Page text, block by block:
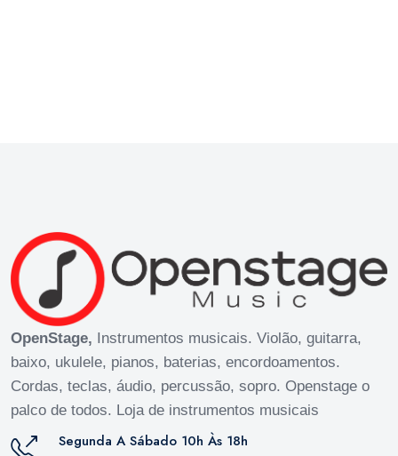
OpenStage, Instrumentos musicais. Violão, guitarra,
baixo, ukulele, pianos, baterias, encordoamentos.
Cordas, teclas, áudio, percussão, sopro. Openstage o
palco de todos. Loja de instrumentos musicais
Segunda A Sábado 10h Às 18h